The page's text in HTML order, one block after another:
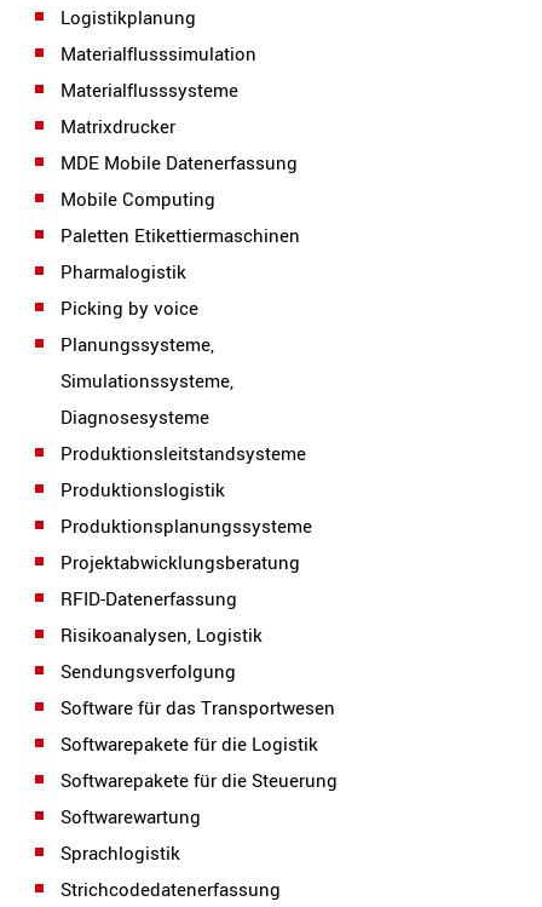
Logistikplanung
Materialflusssimulation
Materialflusssysteme
Matrixdrucker
MDE Mobile Datenerfassung
Mobile Computing
Paletten Etikettiermaschinen
Pharmalogistik
Picking by voice
Planungssysteme,
Simulationssysteme,
Diagnosesysteme
Produktionsleitstandsysteme
Produktionslogistik
Produktionsplanungssysteme
Projektabwicklungsberatung
RFID-Datenerfassung
Risikoanalysen, Logistik
Sendungsverfolgung
Software für das Transportwesen
Softwarepakete für die Logistik
Softwarepakete für die Steuerung
Softwarewartung
Sprachlogistik
Strichcodedatenerfassung